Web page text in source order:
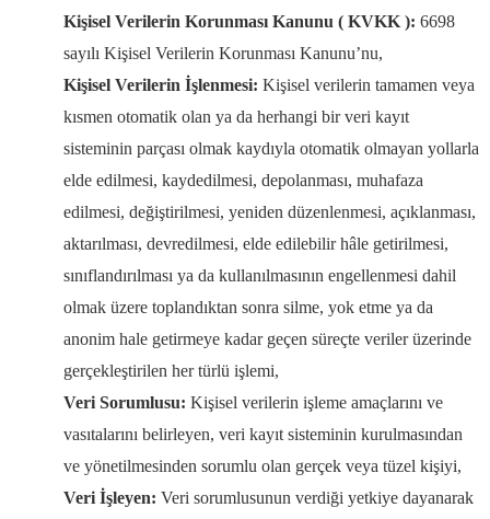
Kişisel Verilerin Korunması Kanunu ( KVKK ): 6698
sayılı Kişisel Verilerin Korunması Kanunu’nu,
Kişisel Verilerin İşlenmesi: Kişisel verilerin tamamen veya
kısmen otomatik olan ya da herhangi bir veri kayıt
sisteminin parçası olmak kaydıyla otomatik olmayan yollarla
elde edilmesi, kaydedilmesi, depolanması, muhafaza
edilmesi, değiştirilmesi, yeniden düzenlenmesi, açıklanması,
aktarılması, devredilmesi, elde edilebilir hâle getirilmesi,
sınıflandırılması ya da kullanılmasının engellenmesi dahil
olmak üzere toplandıktan sonra silme, yok etme ya da
anonim hale getirmeye kadar geçen süreçte veriler üzerinde
gerçekleştirilen her türlü işlemi,
Veri Sorumlusu: Kişisel verilerin işleme amaçlarını ve
vasıtalarını belirleyen, veri kayıt sisteminin kurulmasından
ve yönetilmesinden sorumlu olan gerçek veya tüzel kişiyi,
Veri İşleyen: Veri sorumlusunun verdiği yetkiye dayanarak